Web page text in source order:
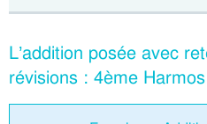
L’addition posée avec
révisions : 4ème